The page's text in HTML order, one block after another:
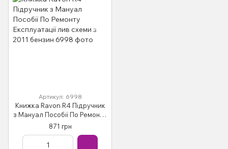
Артикул: 6998
Книжка Ravon R4 Підручник
з Мануал Пособії По Ремонту
Експлуатації лив схеми з
2011 бензин
871 грн